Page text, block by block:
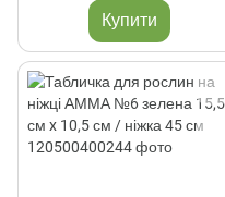
Купити